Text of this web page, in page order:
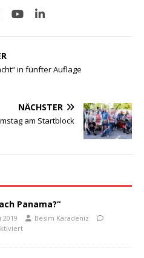
in fünfter Auflage
NÄCHSTER
am Startblock
Panama?“
2019
Besim Karadeniz